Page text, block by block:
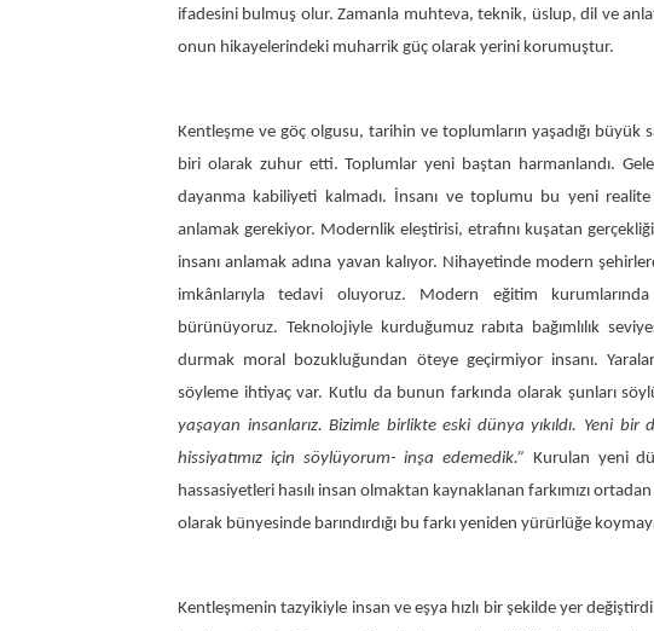
ifadesini bulmuş olur. Zamanla muhteva, teknik, üslup, dil ve
onun hikayelerindeki muharrik güç olarak yerini korumuştur.
Kentleşme ve göç olgusu, tarihin ve toplumların yaşadığı büyük
biri olarak zuhur etti. Toplumlar yeni baştan harmanlandı.
dayanma kabiliyeti kalmadı. İnsanı ve toplumu bu yeni
anlamak gerekiyor. Modernlik eleştirisi, etrafını kuşatan
insanı anlamak adına yavan kalıyor. Nihayetinde modern
imkânlarıyla tedavi oluyoruz. Modern eğitim
bürünüyoruz. Teknolojiyle kurduğumuz rabıta bağımlılık
durmak moral bozukluğundan öteye geçirmiyor insanı.
söyleme ihtiyaç var. Kutlu da bunun farkında olarak şunları
yaşayan insanlarız. Bizimle birlikte eski dünya yıkıldı. Yeni bir
hissiyatımız için söylüyorum- inşa edemedik.” Kurulan yeni
hassasiyetleri hasılı insan olmaktan kaynaklanan farkımızı
olarak bünyesinde barındırdığı bu farkı yeniden yürürlüğe
Kentleşmenin tazyikiyle insan ve eşya hızlı bir şekilde yer